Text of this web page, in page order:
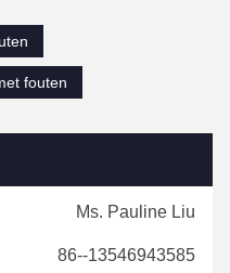
fouten
Ms. Pauline Liu
86--13546943585